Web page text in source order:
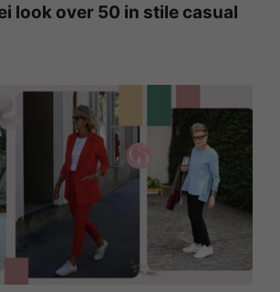
look over 50 in stile casual